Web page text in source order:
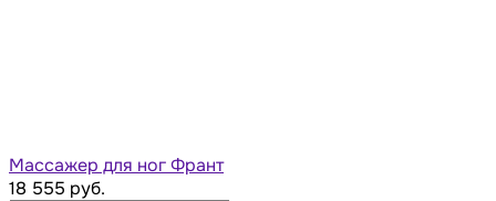
Массажер для ног Франт
18 555 руб.